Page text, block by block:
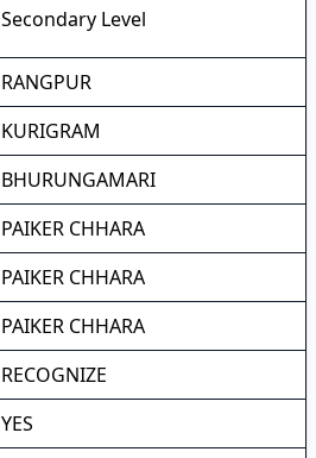
Secondary Level
RANGPUR
KURIGRAM
BHURUNGAMARI
PAIKER CHHARA
PAIKER CHHARA
PAIKER CHHARA
RECOGNIZE
YES